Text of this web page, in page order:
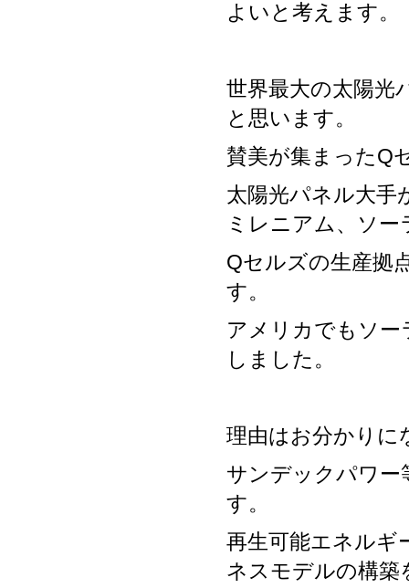
よいと考えます。
世界最大の太陽光
と思います。
賛美が集まったQ
太陽光パネル大手
ミレニアム、ソ
Qセルズの生産拠
す。
アメリカでもソ
しました。
理由はお分かりに
サンデックパワー
す。
再生可能エネルギ
ネスモデルの構築